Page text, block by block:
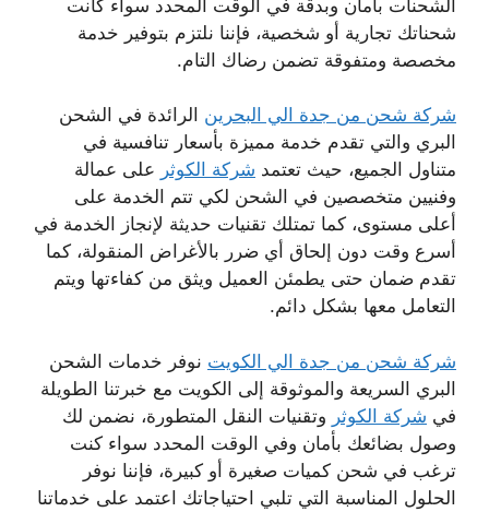
الشحنات بأمان وبدقة في الوقت المحدد سواء كانت
شحناتك تجارية أو شخصية، فإننا نلتزم بتوفير خدمة
مخصصة ومتفوقة تضمن رضاك التام.
شركة شحن من جدة الي البحرين الرائدة في الشحن
البري والتي تقدم خدمة مميزة بأسعار تنافسية في
متناول الجميع، حيث تعتمد شركة الكوثر على عمالة
وفنيين متخصصين في الشحن لكي تتم الخدمة على
أعلى مستوى، كما تمتلك تقنيات حديثة لإنجاز الخدمة في
أسرع وقت دون إلحاق أي ضرر بالأغراض المنقولة، كما
تقدم ضمان حتى يطمئن العميل ويثق من كفاءتها ويتم
التعامل معها بشكل دائم.
شركة شحن من جدة الي الكويت نوفر خدمات الشحن
البري السريعة والموثوقة إلى الكويت مع خبرتنا الطويلة
في شركة الكوثر وتقنيات النقل المتطورة، نضمن لك
وصول بضائعك بأمان وفي الوقت المحدد سواء كنت
ترغب في شحن كميات صغيرة أو كبيرة، فإننا نوفر
الحلول المناسبة التي تلبي احتياجاتك اعتمد على خدماتنا